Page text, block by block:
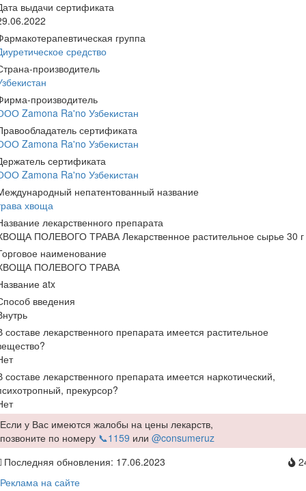
выдачи сертификата
группа
средство
производитель
производитель
Zamona Ra'no Узбекистан
сертификата
Zamona Ra'no Узбекистан
сертификата
Zamona Ra'no Узбекистан
непатентованный название
хвоща
лекарственного препарата
ПОЛЕВОГО ТРАВА Лекарственное растительное сырье 30 г
наименование
ПОЛЕВОГО ТРАВА
atx
введения
составе лекарственного препарата имеется растительное
составе лекарственного препарата имеется наркотический,
прекурсор?
Если у Вас имеются жалобы на цены лекарств,
позвоните по номеру 📞1159 или @consumeruz
Последняя обновления: 17.06.2023
Реклама на сайте